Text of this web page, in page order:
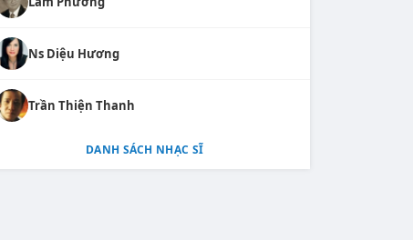
Ns Diệu Hương
Trần Thiện Thanh
DANH SÁCH NHẠC SĨ